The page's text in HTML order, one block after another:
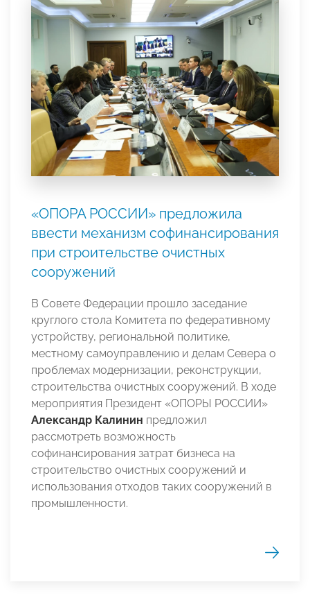
«ОПОРА РОССИИ» предложила
ввести механизм софинансирования
при строительстве очистных
сооружений
В Совете Федерации прошло заседание
круглого стола Комитета по федеративному
устройству, региональной политике,
местному самоуправлению и делам Севера о
проблемах модернизации, реконструкции,
строительства очистных сооружений. В ходе
мероприятия Президент «ОПОРЫ РОССИИ»
Александр Калинин предложил
рассмотреть возможность
софинансирования затрат бизнеса на
строительство очистных сооружений и
использования отходов таких сооружений в
промышленности.